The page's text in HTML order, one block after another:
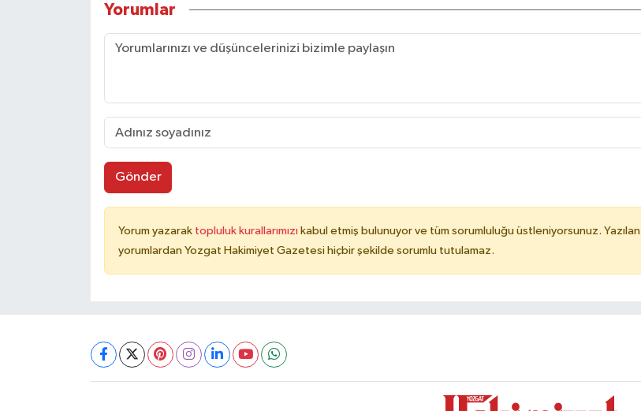
Yorumlar
Gönder
Yorum yazarak topluluk kurallarımızı kabul etmiş bulunuyor ve tüm sorumluluğu üstleniyorsunuz. Yazılan
yorumlardan Yozgat Hakimiyet Gazetesi hiçbir şekilde sorumlu tutulamaz.